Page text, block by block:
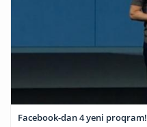
Facebook-dan 4 yeni proqram!